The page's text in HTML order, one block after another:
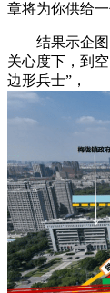
章将为你供给
结果示企图
关心度下，到
边形兵士”，